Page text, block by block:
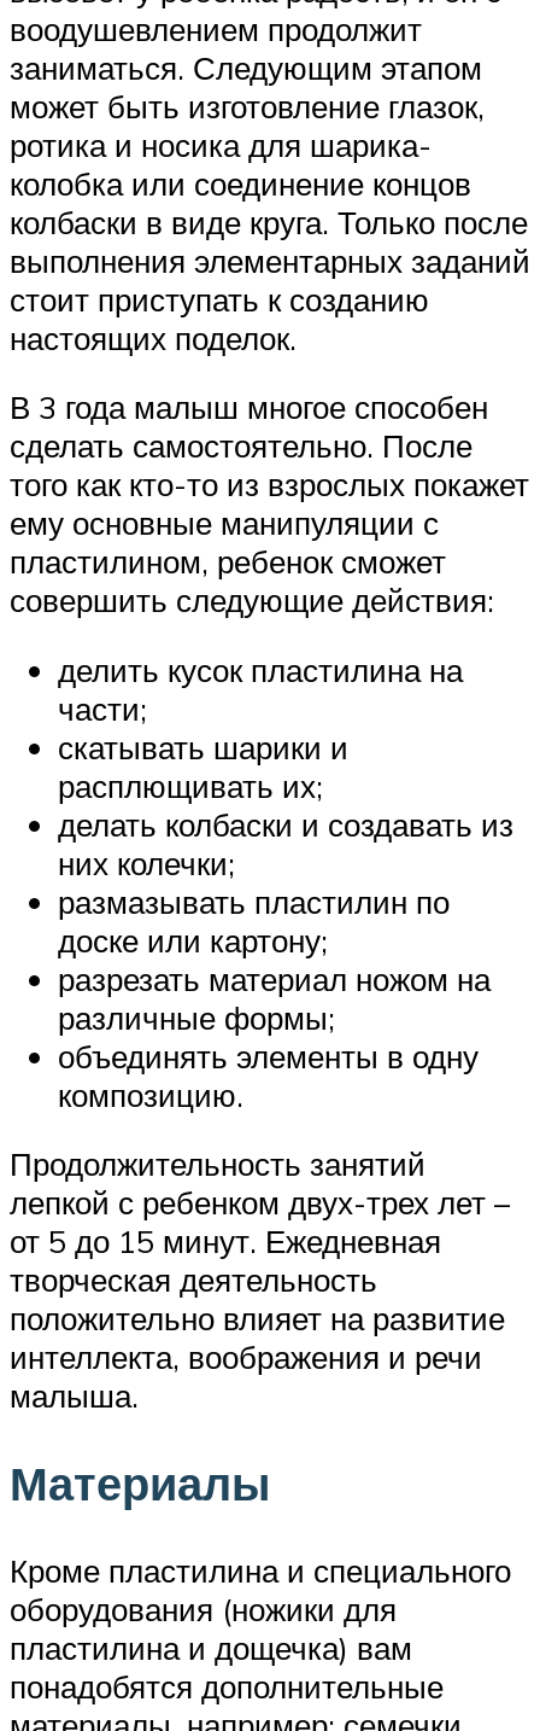
воодушевлением продолжит
заниматься. Следующим этапом
может быть изготовление глазок,
ротика и носика для шарика-
колобка или соединение концов
колбаски в виде круга. Только после
выполнения элементарных заданий
стоит приступать к созданию
настоящих поделок.
В 3 года малыш многое способен
сделать самостоятельно. После
того как кто-то из взрослых покажет
ему основные манипуляции с
пластилином, ребенок сможет
совершить следующие действия:
делить кусок пластилина на
части;
скатывать шарики и
расплющивать их;
делать колбаски и создавать из
них колечки;
размазывать пластилин по
доске или картону;
разрезать материал ножом на
различные формы;
объединять элементы в одну
композицию.
Продолжительность занятий
лепкой с ребенком двух-трех лет –
от 5 до 15 минут. Ежедневная
творческая деятельность
положительно влияет на развитие
интеллекта, воображения и речи
малыша.
Материалы
Кроме пластилина и специального
оборудования (ножики для
пластилина и дощечка) вам
понадобятся дополнительные